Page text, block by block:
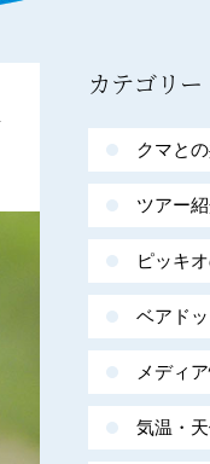
カテゴリー
クマと
ツアー
ピッキ
ベアド
メディ
気温・